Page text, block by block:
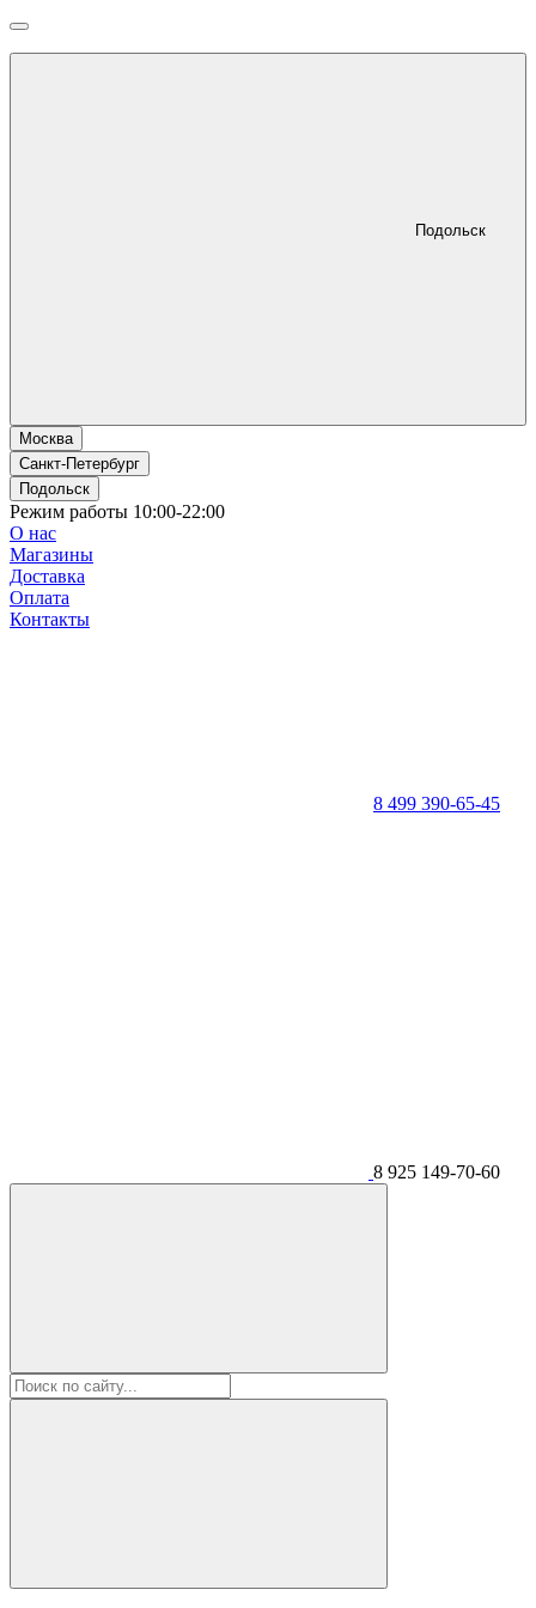
Подольск
Москва
Санкт-Петербург
Подольск
Режим работы 10:00-22:00
О нас
Магазины
Доставка
Оплата
Контакты
8 499 390-65-45
8 925 149-70-60